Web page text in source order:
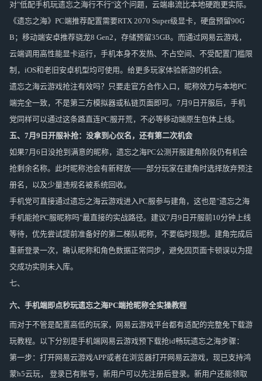
对"低配手机玩遗忘之海行不行"这个问题，云端串流比本地硬跑更实际。
《遗忘之海》PC端推荐配置需要RTX 2070 Super级显卡，硬盘预留90G
B；移动端安卓推荐骁龙8 Gen2，存储预留35GB。而通过网易云游戏，
云端调用高性能显卡运行，手机本身不发热、不占空间、不受配置门槛限
制，iOS和老旧安卓机型均可使用。给更多玩家体验新游的机会。
遗忘之海云游戏抢注有效吗？只要走官方合作入口，昵称效力与本地PC
端完全一致，不是第三方模拟器或私链页面即可。7月9日开服后，手机
党同样可以通过这条路直连PC服开荒，不必等移动端原生包体上线。
五、7月9日开服补抢：没拿到心仪名，还有第二次机会
如果7月6日没抢到满意的昵称，遗忘之海PC公测开服建角阶段仍有机会
抢剩余名称。此时昵称池会有新释放——部分玩家在建角时选择放弃预注
册名，以及少量违规名被系统回收。
手机党可直接通过遗忘之海云游戏进入PC服参与建角，这也是"遗忘之海
手机能抢PC服昵称吗"最直接的实战路径。建议7月9日开服前10分钟上线
等待，优先尝试提前准备好的第二梯队昵称，不要临时现想。建角完成后
重新登录一次，确认昵称和角色数据正常同步，避免因页面卡顿误以为提
交成功实则未入库。
七、
六、手机端即点秒玩遗忘之海PC端抢昵称全实操教程
而对于不管是配置高低的玩家，网易云游戏平台都有适配的完整免下载游
玩教程。以下分别是手机端网易云游戏预下载抢id畅玩遗忘之海步骤：
第一步：打开网易云游戏APP或者在浏览器打开网易云游戏，现已支持鸿
蒙h5云玩， 登录已有账号，新用户可以先注册后登录。新用户还能领取